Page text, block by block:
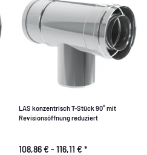
LAS konzentrisch T-Stück 90° mit
Revisionsöffnung reduziert
108,86 € -116,11 € *